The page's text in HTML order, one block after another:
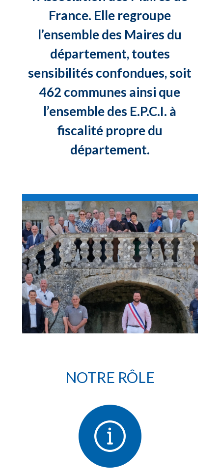
France. Elle regroupe
l’ensemble des Maires du
département, toutes
sensibilités confondues, soit
462 communes ainsi que
l’ensemble des E.P.C.I. à
fiscalité propre du
département.
NOTRE RÔLE